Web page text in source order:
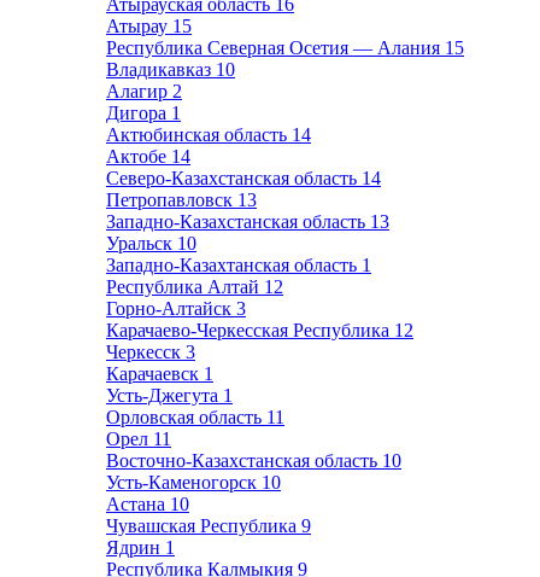
Атырауская область 16
Атырау 15
Республика Северная Осетия — Алания 15
Владикавказ 10
Алагир 2
Дигора 1
Актюбинская область 14
Актобе 14
Северо-Казахстанская область 14
Петропавловск 13
Западно-Казахстанская область 13
Уральск 10
Западно-Казахтанская область 1
Республика Алтай 12
Горно-Алтайск 3
Карачаево-Черкесская Республика 12
Черкесск 3
Карачаевск 1
Усть-Джегута 1
Орловская область 11
Орел 11
Восточно-Казахстанская область 10
Усть-Каменогорск 10
Астана 10
Чувашская Республика 9
Ядрин 1
Республика Калмыкия 9